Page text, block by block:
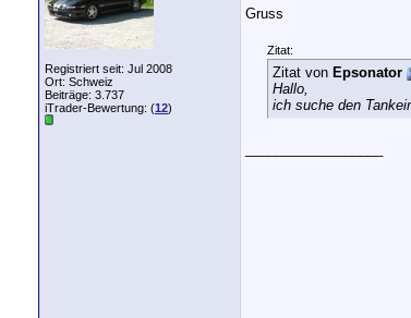
Registriert seit: Jul 2008
Ort: Schweiz
Beiträge: 3.737
iTrader-Bewertung: (12)
Gruss
Zitat:
Zitat von Epsonator
Hallo,
ich suche den